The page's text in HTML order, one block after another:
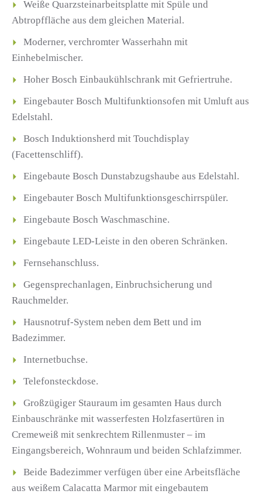
Weiße Quarzsteinarbeitsplatte mit Spüle und
Abtropffläche aus dem gleichen Material.
Moderner, verchromter Wasserhahn mit
Einhebelmischer.
Hoher Bosch Einbaukühlschrank mit Gefriertruhe.
Eingebauter Bosch Multifunktionsofen mit Umluft aus
Edelstahl.
Bosch Induktionsherd mit Touchdisplay
(Facettenschliff).
Eingebaute Bosch Dunstabzugshaube aus Edelstahl.
Eingebauter Bosch Multifunktionsgeschirrspüler.
Eingebaute Bosch Waschmaschine.
Eingebaute LED-Leiste in den oberen Schränken.
Fernsehanschluss.
Gegensprechanlagen, Einbruchsicherung und
Rauchmelder.
Hausnotruf-System neben dem Bett und im
Badezimmer.
Internetbuchse.
Telefonsteckdose.
Großzügiger Stauraum im gesamten Haus durch
Einbauschränke mit wasserfesten Holzfasertüren in
Cremeweiß mit senkrechtem Rillenmuster – im
Eingangsbereich, Wohnraum und beiden Schlafzimmer.
Beide Badezimmer verfügen über eine Arbeitsfläche
aus weißem Calacatta Marmor mit eingebautem